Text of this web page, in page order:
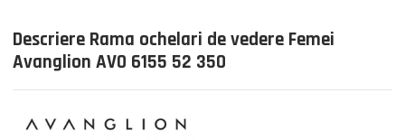
Descriere Rama ochelari de vedere Femei
Avanglion AVO 6155 52 350